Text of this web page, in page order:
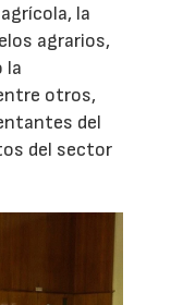
la
agrarios,
la
otros,
del
del sector